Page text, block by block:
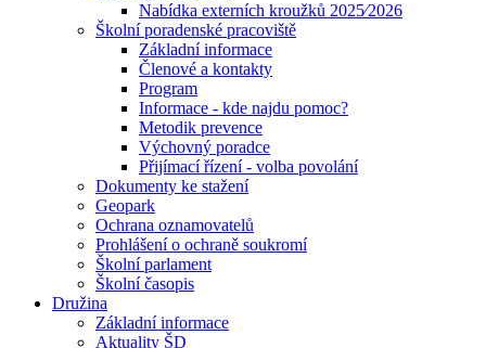
Nabídka externích kroužků 2025⁄2026
Školní poradenské pracoviště
Základní informace
Členové a kontakty
Program
Informace - kde najdu pomoc?
Metodik prevence
Výchovný poradce
Přijímací řízení - volba povolání
Dokumenty ke stažení
Geopark
Ochrana oznamovatelů
Prohlášení o ochraně soukromí
Školní parlament
Školní časopis
Družina
Základní informace
Aktuality ŠD